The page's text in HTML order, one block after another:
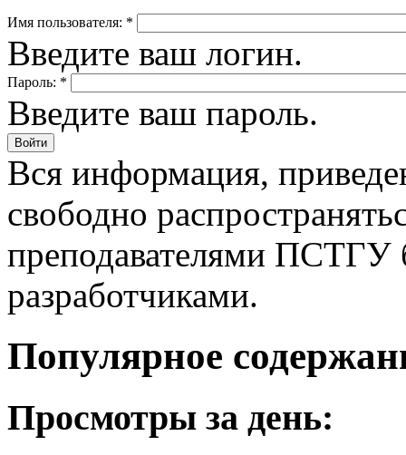
Имя пользователя: *
Введите ваш логин.
Пароль: *
Введите ваш пароль.
Вся информация,
свободно
преподавателями ПСТГУ
разработчиками.
Популярное
Просмотры за день: